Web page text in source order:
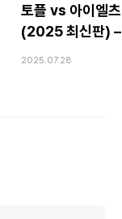
토플 vs 아이엘
(2025 최신판) –
2025.07.28